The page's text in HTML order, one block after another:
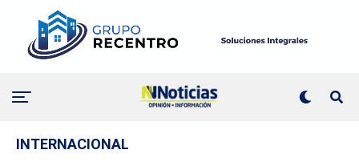
INTERNACIONAL